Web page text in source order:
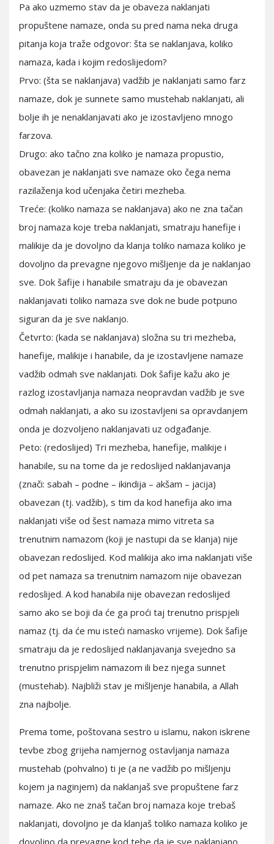
Pa ako uzmemo stav da je obaveza naklanjati
propuštene namaze, onda su pred nama neka druga
pitanja koja traže odgovor: šta se naklanjava, koliko
namaza, kada i kojim redoslijedom?
Prvo: (šta se naklanjava) vadžib je naklanjati samo farz
namaze, dok je sunnete samo mustehab naklanjati, ali
bolje ih je nenaklanjavati ako je izostavljeno mnogo
farzova.
Drugo: ako tačno zna koliko je namaza propustio,
obavezan je naklanjati sve namaze oko čega nema
razilaženja kod učenjaka četiri mezheba.
Treće: (koliko namaza se naklanjava) ako ne zna tačan
broj namaza koje treba naklanjati, smatraju hanefije i
malikije da je dovoljno da klanja toliko namaza koliko je
dovoljno da prevagne njegovo mišljenje da je naklanjao
sve. Dok šafije i hanabile smatraju da je obavezan
naklanjavati toliko namaza sve dok ne bude potpuno
siguran da je sve naklanjo.
Četvrto: (kada se naklanjava) složna su tri mezheba,
hanefije, malikije i hanabile, da je izostavljene namaze
vadžib odmah sve naklanjati. Dok šafije kažu ako je
razlog izostavljanja namaza neopravdan vadžib je sve
odmah naklanjati, a ako su izostavljeni sa opravdanjem
onda je dozvoljeno naklanjavati uz odgađanje.
Peto: (redoslijed) Tri mezheba, hanefije, malikije i
hanabile, su na tome da je redoslijed naklanjavanja
(znači: sabah – podne – ikindija – akšam – jacija)
obavezan (tj. vadžib), s tim da kod hanefija ako ima
naklanjati više od šest namaza mimo vitreta sa
trenutnim namazom (koji je nastupi da se klanja) nije
obavezan redoslijed. Kod malikija ako ima naklanjati više
od pet namaza sa trenutnim namazom nije obavezan
redoslijed. A kod hanabila nije obavezan redoslijed
samo ako se boji da će ga proći taj trenutno prispjeli
namaz (tj. da će mu isteći namasko vrijeme). Dok šafije
smatraju da je redoslijed naklanjavanja svejedno sa
trenutno prispjelim namazom ili bez njega sunnet
(mustehab). Najbliži stav je mišljenje hanabila, a Allah
zna najbolje.
Prema tome, poštovana sestro u islamu, nakon iskrene
tevbe zbog grijeha namjernog ostavljanja namaza
mustehab (pohvalno) ti je (a ne vadžib po mišljenju
kojem ja naginjem) da naklanjaš sve propuštene farz
namaze. Ako ne znaš tačan broj namaza koje trebaš
naklanjati, dovoljno je da klanjaš toliko namaza koliko je
dovoljno da prevagne kod tebe da je sve naklanjano.